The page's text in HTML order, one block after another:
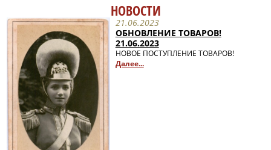
НОВОСТИ
21.06.2023
ОБНОВЛЕНИЕ ТОВАРОВ!
21.06.2023
НОВОЕ ПОСТУПЛЕНИЕ ТОВАРОВ!
Далее...